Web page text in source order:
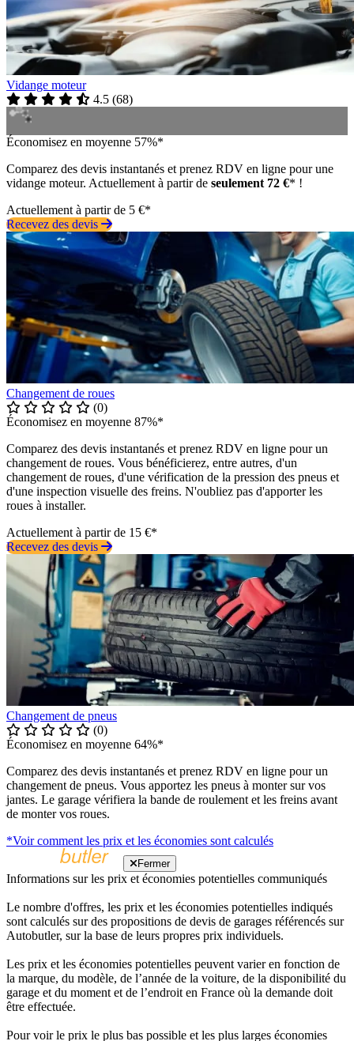
Vidange moteur
4.5 (68)
Économisez en moyenne 57%*
Comparez des devis instantanés et prenez RDV en ligne pour une
vidange moteur. Actuellement à partir de seulement 72 €* !
Actuellement à partir de 5 €*
Recevez des devis
Changement de roues
(0)
Économisez en moyenne 87%*
Comparez des devis instantanés et prenez RDV en ligne pour un
changement de roues. Vous bénéficierez, entre autres, d'un
changement de roues, d'une vérification de la pression des pneus et
d'une inspection visuelle des freins. N'oubliez pas d'apporter les
roues à installer.
Actuellement à partir de 15 €*
Recevez des devis
Changement de pneus
(0)
Économisez en moyenne 64%*
Comparez des devis instantanés et prenez RDV en ligne pour un
changement de pneus. Vous apportez les pneus à monter sur vos
jantes. Le garage vérifiera la bande de roulement et les freins avant
de monter vos roues.
*Voir comment les prix et les économies sont calculés
Fermer
Informations sur les prix et économies potentielles communiqués
Le nombre d'offres, les prix et les économies potentielles indiqués
sont calculés sur des propositions de devis de garages référencés sur
Autobutler, sur la base de leurs propres prix individuels.
Les prix et les économies potentielles peuvent varier en fonction de
la marque, du modèle, de l’année de la voiture, de la disponibilité du
garage et du moment et de l’endroit en France où la demande doit
être effectuée.
Pour voir le prix le plus bas possible et les plus larges économies